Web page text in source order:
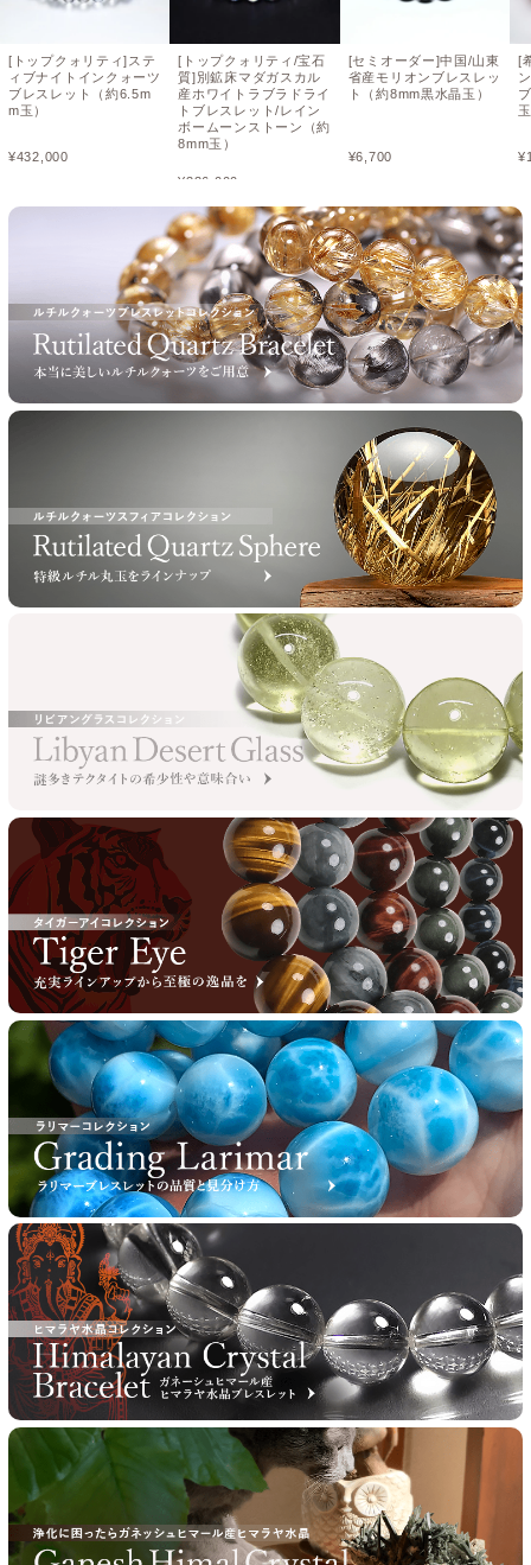
[トップクォリティ]ステ
ィブナイトインクォーツ
ブレスレット（約6.5m
m玉）
¥432,000
[トップクォリティ/宝石
質]別鉱床マダガスカル
産ホワイトラブラドライ
トブレスレット/レイン
ボームーンストーン（約
8mm玉）
¥336,000
[セミオーダー]中国/山東
省産モリオンブレスレッ
ト（約8mm黒水晶玉）
¥6,700
[
¥